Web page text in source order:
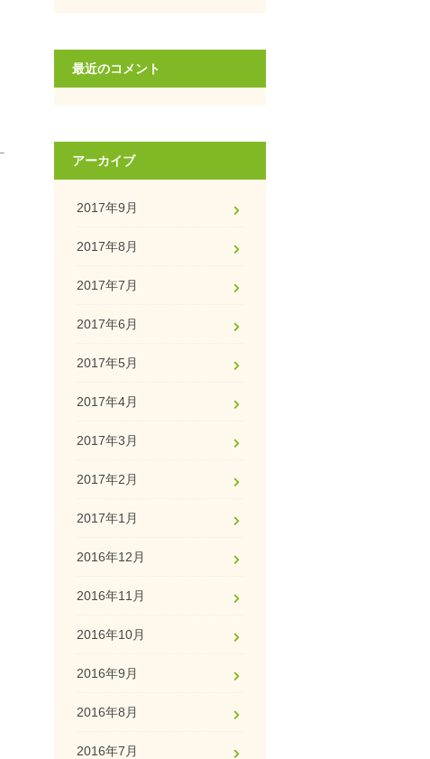
最近のコメント
アーカイブ
2017年9月
2017年8月
2017年7月
2017年6月
2017年5月
2017年4月
2017年3月
2017年2月
2017年1月
2016年12月
2016年11月
2016年10月
2016年9月
2016年8月
2016年7月